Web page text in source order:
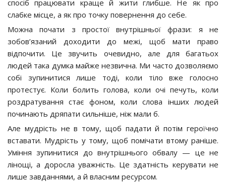
спосіб працювати краще й жити глибше. Не як про
слабке місце, а як про точку повернення до себе.
Можна почати з простої внутрішньої фрази: я не
зобов’язаний доходити до межі, щоб мати право
відпочити. Це звучить очевидно, але для багатьох
людей така думка майже незвична. Ми часто дозволяємо
собі зупинитися лише тоді, коли тіло вже голосно
протестує. Коли болить голова, коли очі печуть, коли
роздратування стає фоном, коли слова інших людей
починають дряпати сильніше, ніж мали б.
Але мудрість не в тому, щоб падати й потім героїчно
вставати. Мудрість у тому, щоб помічати втому раніше.
Уміння зупинитися до внутрішнього обвалу — це не
лінощі, а доросла уважність. Це здатність керувати не
лише завданнями, а й власним ресурсом.